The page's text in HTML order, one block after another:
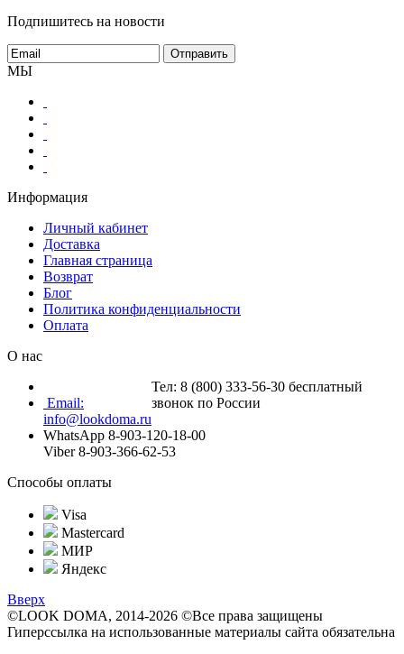
Подпишитесь на новости
МЫ
Информация
Личный кабинет
Доставка
Главная страница
Возврат
Блог
Политика конфиденциальности
Оплата
О нас
Тел: 8 (800) 333-56-30 бесплатный
звонок по России
Email:
info@lookdoma.ru
WhatsApp 8-903-120-18-00
Viber 8-903-366-62-53
Способы оплаты
Visa
Mastercard
МИР
Яндекс
Вверх
©LOOK DOMA, 2014-2026 ©Все права защищены
Гиперссылка на использованные материалы сайта обязательна